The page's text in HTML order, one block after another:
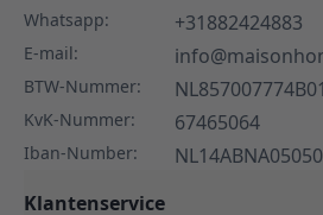
Whatsapp: +31882424883
E-mail:
BTW-Nummer: NL857007774B01
KvK-Nummer: 67465064
Iban-Number:
Klantenservice